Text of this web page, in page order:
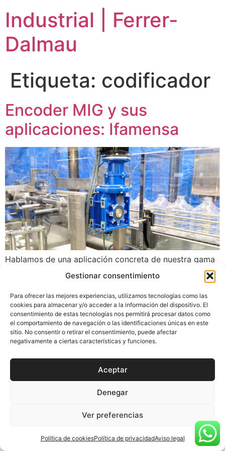
Gestionar consentimiento
Para ofrecer las mejores experiencias, utilizamos tecnologías como las
cookies para almacenar y/o acceder a la información del dispositivo. El
consentimiento de estas tecnologías nos permitirá procesar datos como
el comportamiento de navegación o las identificaciones únicas en este
sitio. No consentir o retirar el consentimiento, puede afectar
negativamente a ciertas características y funciones.
Aceptar
Denegar
Ver preferencias
Política de cookiesPolítica de privacidadAviso legal
contenido
Industrial | Ferrer-
Dalmau
Etiqueta: codificador
Encoder MIG y sus
aplicaciones: Ifamensa
Hablamos de una aplicación concreta de nuestra gama
de encoder Mig de Bege, en este caso lo hacemos a
suministrador de líneas completas de embotellado y
envasado. Lee el post completo en el link.